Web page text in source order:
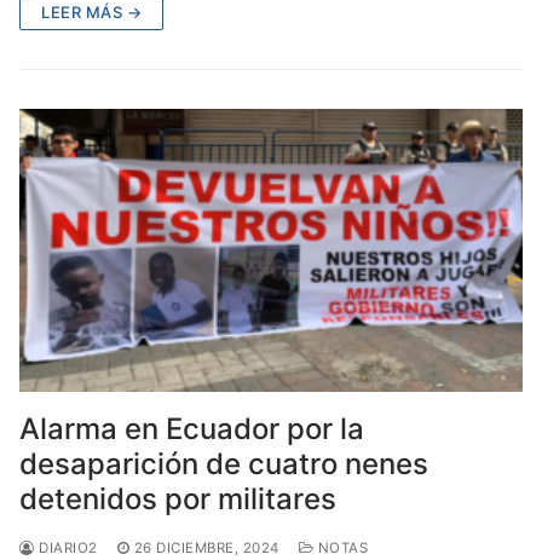
LEER MÁS →
Alarma en Ecuador por la
desaparición de cuatro nenes
detenidos por militares
DIARIO2 26 DICIEMBRE, 2024
NOTAS